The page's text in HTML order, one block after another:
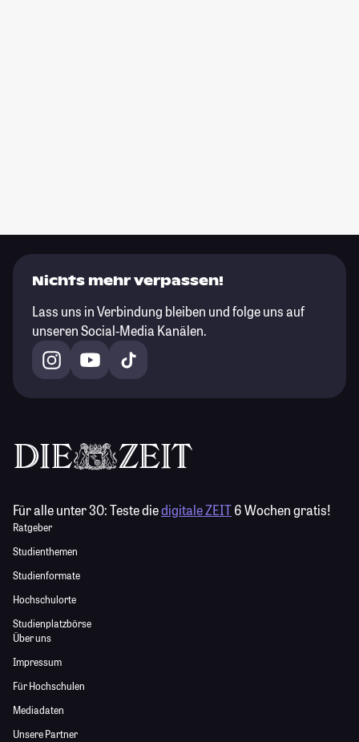
Nichts mehr verpassen!
Lass uns in Verbindung bleiben und folge uns auf
unseren Social-Media Kanälen.
Für alle unter 30:Teste diedigitale ZEIT6 Wochen gratis!
Ratgeber
Studienthemen
Studienformate
Hochschulorte
Studienplatzbörse
Über uns
Impressum
Für Hochschulen
Mediadaten
Unsere Partner